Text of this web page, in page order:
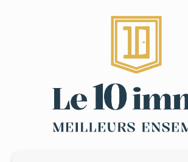
49300 Cholet
EXPLORER LE QUARTIER